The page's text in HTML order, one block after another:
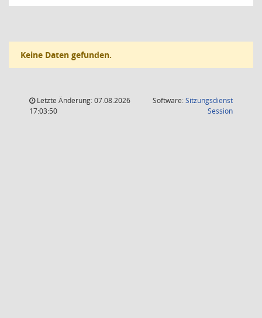
Keine Daten gefunden.
Letzte Änderung: 07.08.2026
17:03:50
Software:Sitzungsdienst
Session(Wird in